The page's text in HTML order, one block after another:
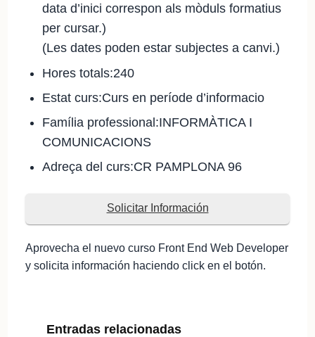
data d’inici correspon als mòduls formatius
per cursar.)
(Les dates poden estar subjectes a canvi.)
Hores totals:240
Estat curs:Curs en període d’informacio
Família professional:INFORMÀTICA I
COMUNICACIONS
Adreça del curs:CR PAMPLONA 96
Solicitar Información
Aprovecha el nuevo curso Front End Web Developer
y solicita información haciendo click en el botón.
Entradas relacionadas